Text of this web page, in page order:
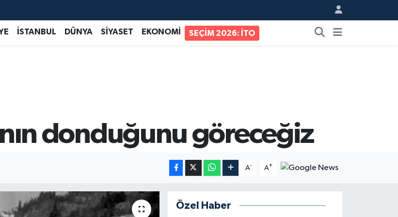
İSTANBUL DÜNYA SİYASET EKONOMİ SEÇİM 2026: İTO
donduğunu göreceğiz
A- A+
Özel Haber